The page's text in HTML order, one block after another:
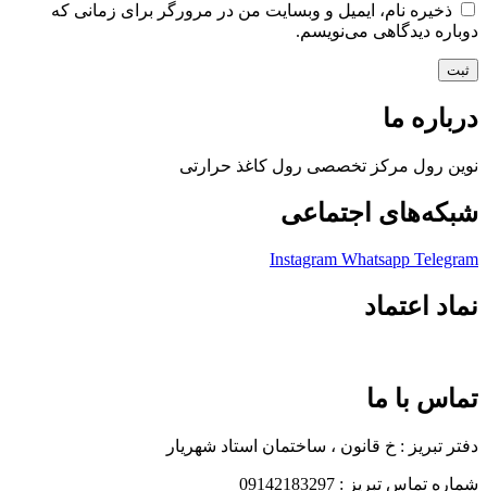
ذخیره نام، ایمیل و وبسایت من در مرورگر برای زمانی که
دوباره دیدگاهی می‌نویسم.
درباره ما
نوین رول مرکز تخصصی رول کاغذ حرارتی
شبکه‌های اجتماعی
Instagram Whatsapp Telegram
نماد اعتماد
تماس با ما
دفتر تبریز : خ قانون ، ساختمان استاد شهریار
شماره تماس تبریز : 09142183297